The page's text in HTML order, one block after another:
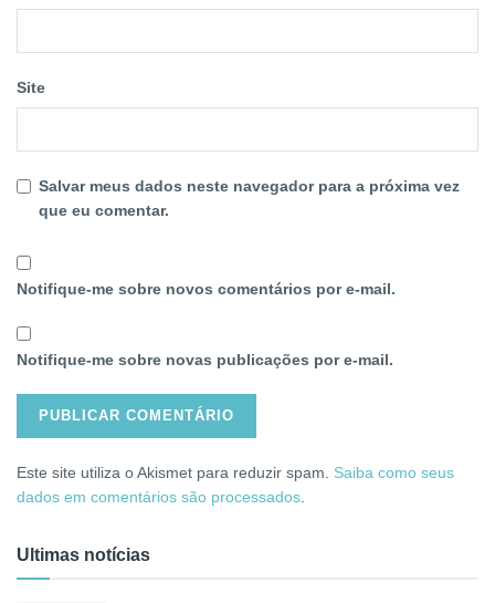
Site
Salvar meus dados neste navegador para a próxima vez
que eu comentar.
Notifique-me sobre novos comentários por e-mail.
Notifique-me sobre novas publicações por e-mail.
Este site utiliza o Akismet para reduzir spam. Saiba como seus
dados em comentários são processados
Ultimas notícias